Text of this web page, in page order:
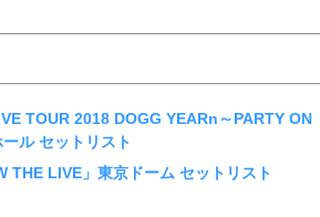
TOUR 2018 DOGG YEARn～PARTY ON
ル セットリスト
LIVE」東京ドーム セットリスト